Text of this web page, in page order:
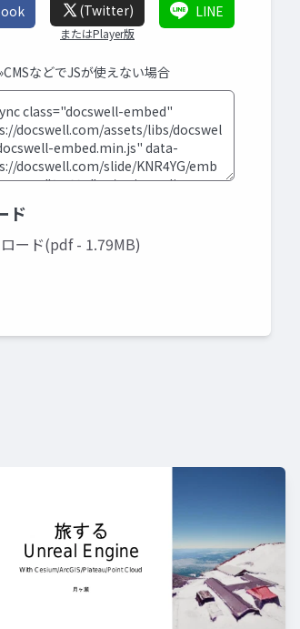
(Twitter)
またはPlayer版
LINE
などでJSが使えない場合
ド
ード(pdf - 1.79MB)